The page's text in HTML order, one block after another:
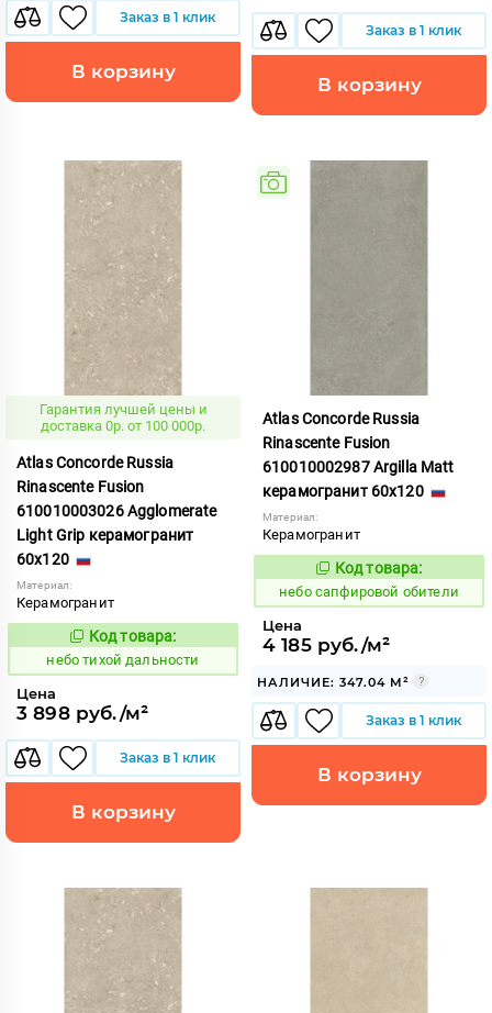
Заказ в 1 клик
В корзину
Заказ в 1 клик
В корзину
Гарантия лучшей цены и
доставка 0р. от 100 000р.
Atlas Concorde Russia
Rinascente Fusion
610010003026 Agglomerate
Light Grip керамогранит
60x120
Материал:
Керамогранит
1122121
Код товара:
небо тихой дальности
Цена
3 898 руб./м²
Заказ в 1 клик
В корзину
Atlas Concorde Russia
Rinascente Fusion
610010002987 Argilla Matt
керамогранит 60x120
Материал:
Керамогранит
1119562
Код товара:
небо сапфировой обители
Цена
4 185 руб./м²
НАЛИЧИЕ: 347.04 М²
Заказ в 1 клик
В корзину